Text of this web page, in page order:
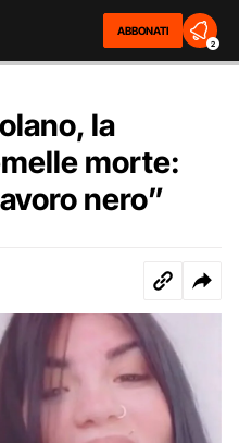
ABBONATI
2
la
morte:
nero”